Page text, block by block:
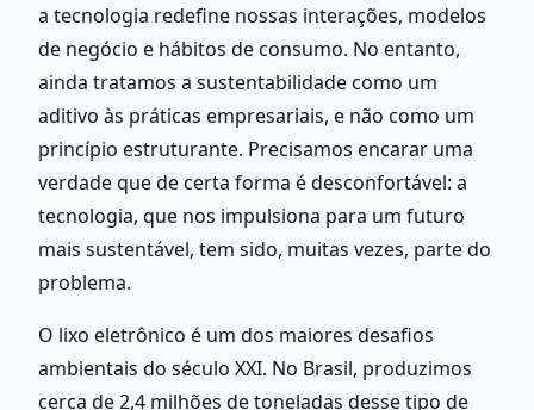
a tecnologia redefine nossas interações, modelos
de negócio e hábitos de consumo. No entanto,
ainda tratamos a sustentabilidade como um
aditivo às práticas empresariais, e não como um
princípio estruturante. Precisamos encarar uma
verdade que de certa forma é desconfortável: a
tecnologia, que nos impulsiona para um futuro
mais sustentável, tem sido, muitas vezes, parte do
problema.
O lixo eletrônico é um dos maiores desafios
ambientais do século XXI. No Brasil, produzimos
cerca de 2,4 milhões de toneladas desse tipo de